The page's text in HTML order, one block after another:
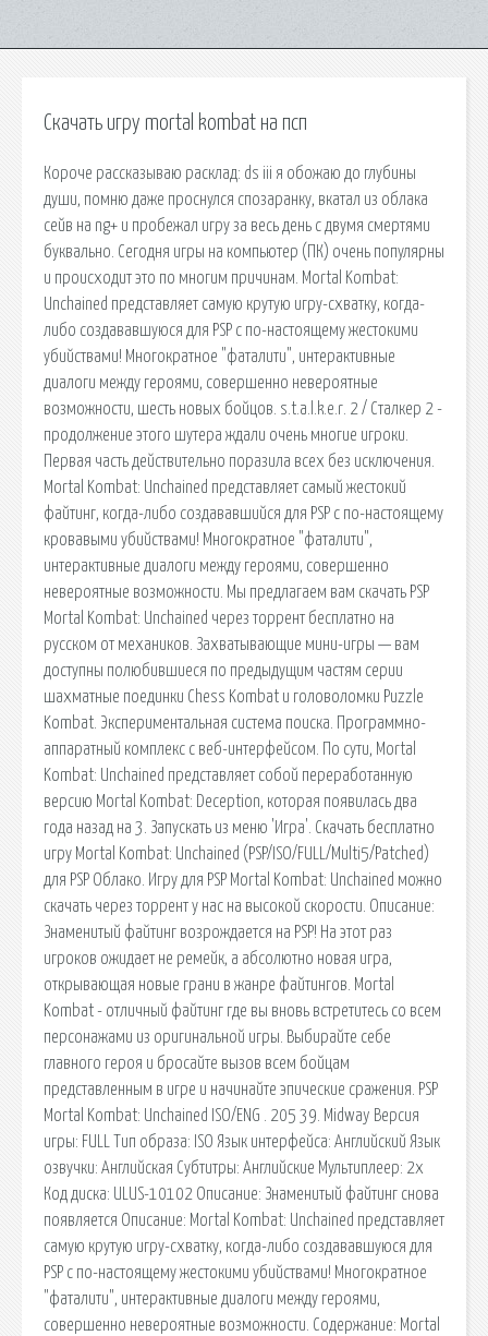
Скачать игру mortal kombat на псп
Короче рассказываю расклад: ds iii я обожаю до глубины
души, помню даже проснулся спозаранку, вкатал из облака
сейв на ng+ и пробежал игру за весь день с двумя смертями
буквально. Сегодня игры на компьютер (ПК) очень популярны
и происходит это по многим причинам. Mortal Kombat:
Unchained представляет самую крутую игру-схватку, когда-
либо создававшуюся для PSP с по-настоящему жестокими
убийствами! Многократное "фаталити", интерактивные
диалоги между героями, совершенно невероятные
возможности, шесть новых бойцов. s.t.a.l.k.e.r. 2 / Сталкер 2 -
продолжение этого шутера ждали очень многие игроки.
Первая часть действительно поразила всех без исключения.
Mortal Kombat: Unchained представляет самый жестокий
файтинг, когда-либо создававшийся для PSP с по-настоящему
кровавыми убийствами! Многократное "фаталити",
интерактивные диалоги между героями, совершенно
невероятные возможности. Мы предлагаем вам скачать PSP
Mortal Kombat: Unchained через торрент бесплатно на
русском от механиков. Захватывающие мини-игры — вам
доступны полюбившиеся по предыдущим частям серии
шахматные поединки Chess Kombat и головоломки Puzzle
Kombat. Экспериментальная система поиска. Программно-
аппаратный комплекс с веб-интерфейсом. По сути, Mortal
Kombat: Unchained представляет собой переработанную
версию Mortal Kombat: Deception, которая появилась два
года назад на 3. Запускать из меню 'Игра'. Скачать бесплатно
игру Mortal Kombat: Unchained (PSP/ISO/FULL/Multi5/Patched)
для PSP Облако. Игру для PSP Mortal Kombat: Unchained можно
скачать через торрент у нас на высокой скорости. Описание:
Знаменитый файтинг возрождается на PSP! На этот раз
игроков ожидает не ремейк, а абсолютно новая игра,
открывающая новые грани в жанре файтингов. Mortal
Kombat - отличный файтинг где вы вновь встретитесь со всем
персонажами из оригинальной игры. Выбирайте себе
главного героя и бросайте вызов всем бойцам
представленным в игре и начинайте эпические сражения. PSP
Mortal Kombat: Unchained ISO/ENG . 205 39. Midway Версия
игры: FULL Тип образа: ISO Язык интерфейса: Английский Язык
озвучки: Английская Субтитры: Английские Мультиплеер: 2x
Код диска: ULUS-10102 Описание: Знаменитый файтинг снова
появляется Описание: Mortal Kombat: Unchained представляет
самую крутую игру-схватку, когда-либо создававшуюся для
PSP с по-настоящему жестокими убийствами! Многократное
"фаталити", интерактивные диалоги между героями,
совершенно невероятные возможности. Содержание: Mortal